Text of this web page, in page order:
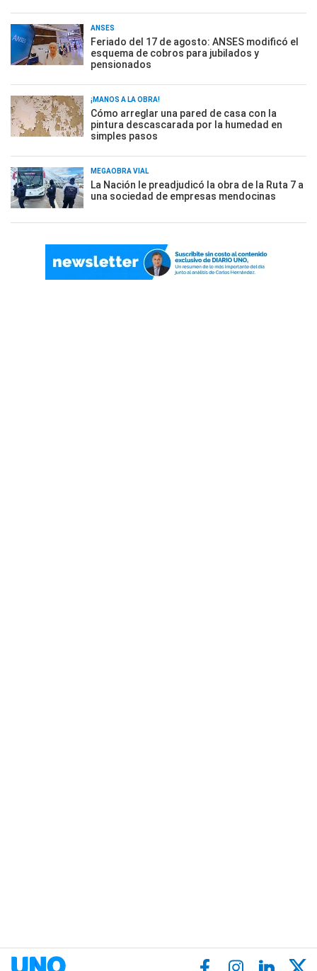
ANSES
Feriado del 17 de agosto: ANSES modificó el
esquema de cobros para jubilados y
pensionados
¡MANOS A LA OBRA!
Cómo arreglar una pared de casa con la
pintura descascarada por la humedad en
simples pasos
MEGAOBRA VIAL
La Nación le preadjudicó la obra de la Ruta 7 a
una sociedad de empresas mendocinas